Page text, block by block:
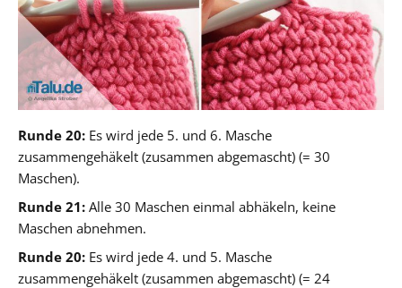
Runde 20: Es wird jede 5. und 6. Masche
zusammengehäkelt (zusammen abgemascht) (= 30
Maschen).
Runde 21: Alle 30 Maschen einmal abhäkeln, keine
Maschen abnehmen.
Runde 20: Es wird jede 4. und 5. Masche
zusammengehäkelt (zusammen abgemascht) (= 24